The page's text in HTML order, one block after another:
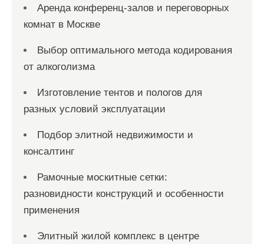
Аренда конференц-залов и переговорных
комнат в Москве
Выбор оптимального метода кодирования
от алкоголизма
Изготовление тентов и пологов для
разных условий эксплуатации
Подбор элитной недвижимости и
консалтинг
Рамочные москитные сетки:
разновидности конструкций и особенности
применения
Элитный жилой комплекс в центре